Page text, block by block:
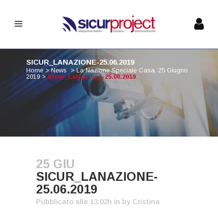
SICUR_LANAZIONE-25.06.2019
Home>News >La Nazione Speciale Casa, 25 Giugno
2019>Sicur_LaNazione-25.06.2019
25 GIU
SICUR_LANAZIONE-
25.06.2019
Pubblicato alle 13:02h in by Cristina